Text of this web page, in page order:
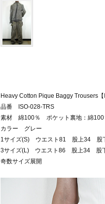
Heavy Cotton Pique Baggy Trousers【
品番 ISO-028-TRS
素材 綿100％ ポケット裏地：綿
カラー グレー
1サイズ(S) ウエスト81 股上34 股
3サイズ(L) ウエスト86 股上34 股
奇数サイズ展開